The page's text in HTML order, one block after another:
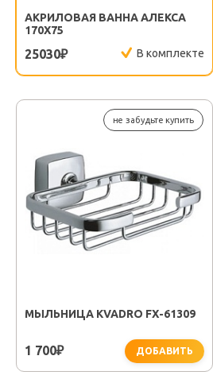
АКРИЛОВАЯ ВАННА АЛЕКСА
170X75
25030₽ В комплекте
не забудьте купить
МЫЛЬНИЦА KVADRO FX-61309
1 700₽ ДОБАВИТЬ